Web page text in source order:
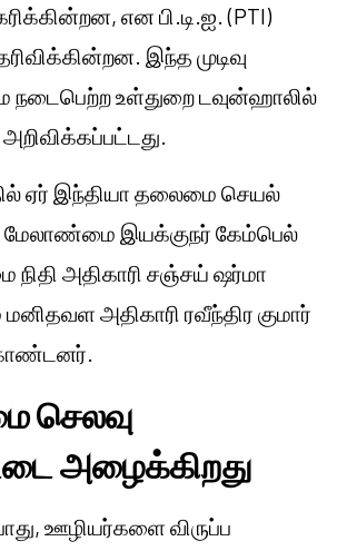
என பி.டி.ஐ. (PTI)
இந்த முடிவு
நடைபெற்ற உள்துறை டவுன்ஹாலில்
ஏர் இந்தியா தலைமை செயல்
மேலாண்மை இயக்குநர் கேம்பெல்
அதிகாரி சஞ்சய் ஷர்மா
அதிகாரி ரவீந்திர குமார்
செலவு
அழைக்கிறது
ஊழியர்களை விருப்ப